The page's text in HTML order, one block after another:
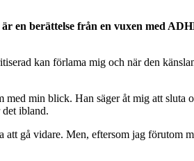
en berättelse från en vuxen med
kan förlama mig och när den
min blick. Han säger åt mig att sluta
det ibland.
att gå vidare. Men, eftersom jag förutom